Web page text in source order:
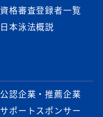
資格審査登録者一覧
日本泳法概説
公認企業・推薦企業
サポートスポンサー